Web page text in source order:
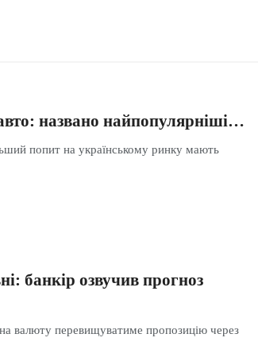
названо найпопулярніші…
попит на українському ринку мають
банкір озвучив прогноз
валюту перевищуватиме пропозицію через